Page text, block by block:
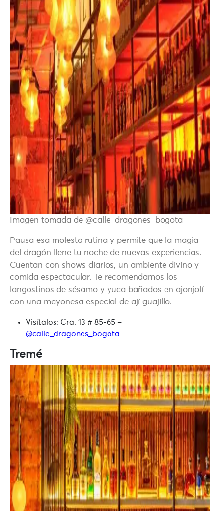
Imagen tomada de @calle_dragones_bogota
Pausa esa molesta rutina y permite que la magia
del dragón llene tu noche de nuevas experiencias.
Cuentan con shows diarios, un ambiente divino y
comida espectacular. Te recomendamos los
langostinos de sésamo y yuca bañados en ajonjolí
con una mayonesa especial de ají guajillo.
Visítalos: Cra. 13 # 85-65 –
@calle_dragones_bogota
Tremé